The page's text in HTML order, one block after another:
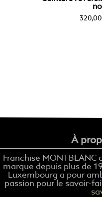
320,00
À
Franchise
marque depuis plus de
Luxembourg a pour
passion pour le savoir-